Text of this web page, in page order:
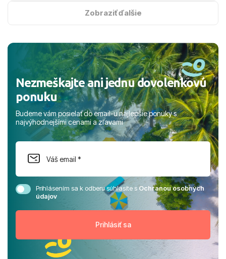
s hviezdičkou. ​Už teraz sa tešíme, kam s nami vyrazíte
Zobraziť ďalšie
Nezmeškajte ani jednu dovolenkovú
ponuku
Budeme vám posielať do email-u najlepšie ponuky s
najvýhodnejšími cenami a zľavami
Prihlásením sa k odberu súhlasíte sOchranou osobných
údajov